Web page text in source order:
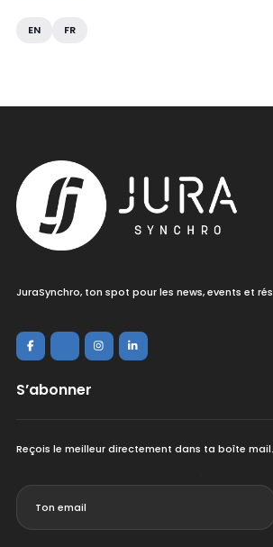
EN FR
JuraSynchro, ton spot pour les news, events et
S’abonner
Reçois le meilleur directement dans ta boîte mail.